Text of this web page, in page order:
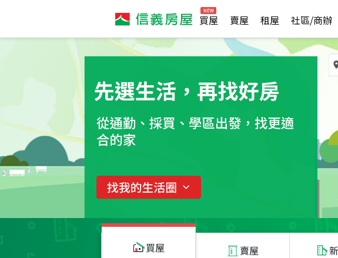
買屋 賣屋 租屋 社區/商辦
買屋 賣屋